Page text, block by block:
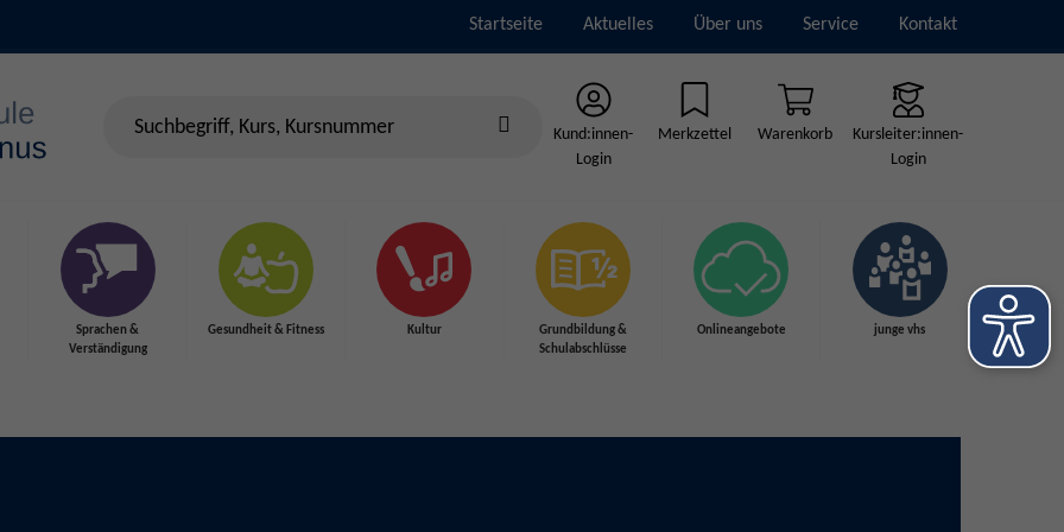
Startseite Aktuelles Über uns Service Kontakt
Kund:innen-
Login
Merkzettel Warenkorb
Kursleiter:innen-
Login
Sprachen &
Verständigung
Gesundheit & Fitness Kultur
Grundbildung &
Schulabschlüsse
Onlineangebote junge vhs